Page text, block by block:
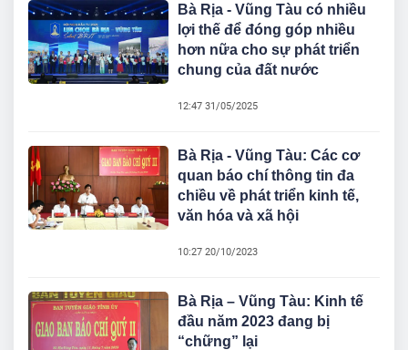
Bà Rịa - Vũng Tàu có nhiều
lợi thế để đóng góp nhiều
hơn nữa cho sự phát triển
chung của đất nước
12:47 31/05/2025
Bà Rịa - Vũng Tàu: Các cơ
quan báo chí thông tin đa
chiều về phát triển kinh tế,
văn hóa và xã hội
10:27 20/10/2023
Bà Rịa – Vũng Tàu: Kinh tế
đầu năm 2023 đang bị
“chững” lại